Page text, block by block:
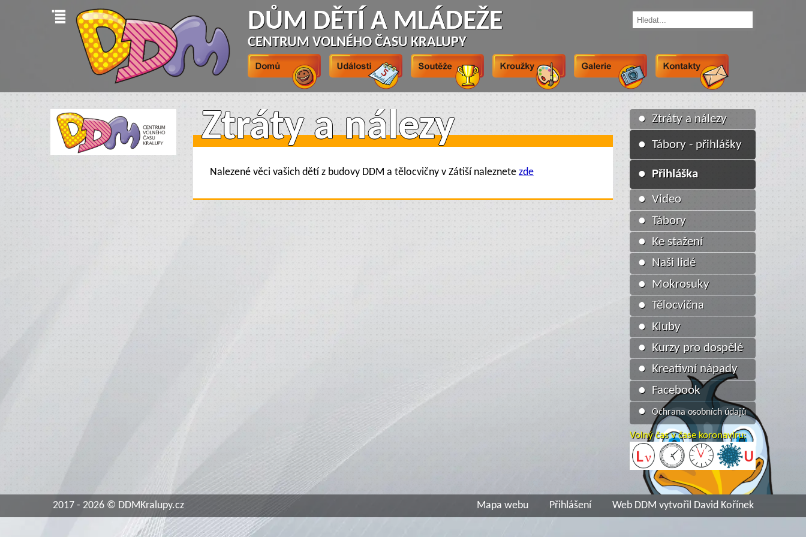
DŮM DĚTÍ A MLÁDEŽE
CENTRUM VOLNÉHO ČASU KRALUPY
● Ztráty a nálezy
● Tábory - přihlášky
● Přihláška
● Video
● Tábory
● Ke stažení
● Naši lidé
● Mokrosuky
● Tělocvična
● Kluby
● Kurzy pro dospělé
● Kreativní nápady
● Facebook
●
Ochrana osobních údajů
Volný čas v čase koronaviru:
Ztráty a nálezy
Nalezené věci vašich dětí z budovy DDM a tělocvičny v Zátiší naleznete zde
2017 - 2026 © DDMKralupy.cz Mapa webu Přihlášení Web DDM vytvořil David Kořínek